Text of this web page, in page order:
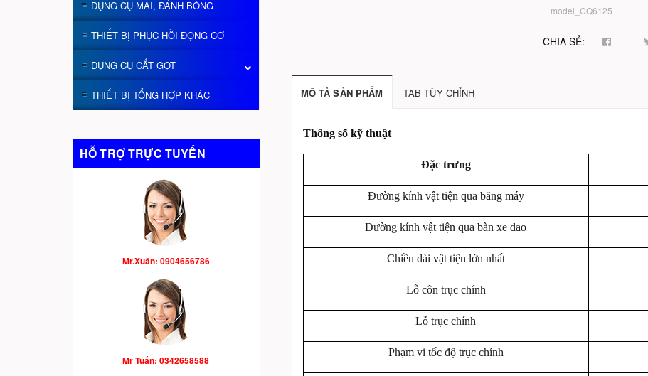
DỤNG CỤ MÀI, ĐÁNH BÓNG
THIẾT BỊ PHỤC HỒI ĐỘNG CƠ
DỤNG CỤ CẮT GỌT
THIẾT BỊ TỔNG HỢP KHÁC
HỖ TRỢ TRỰC TUYẾN
Mr.Xuân: 0904656786
Mr Tuấn: 0342658588
model_CQ6125
CHIA SẺ:
MÔ TẢ SẢN PHẨM TAB TÙY CHỈNH
Thông số kỹ thuật
Đặc trưng
Đường kính vật tiện qua băng máy
Đường kính vật tiện qua bàn xe dao
Chiều dài vật tiện lớn nhất
Lỗ côn trục chính
Lỗ trục chính
Phạm vi tốc độ trục chính